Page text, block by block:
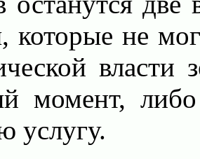
которые не
власти
момент, либо
услугу.